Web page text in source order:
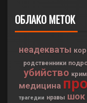
ОБЛАКО МЕТОК
неадекваты
родственники
убийство
медицина
трагедии нравы шок